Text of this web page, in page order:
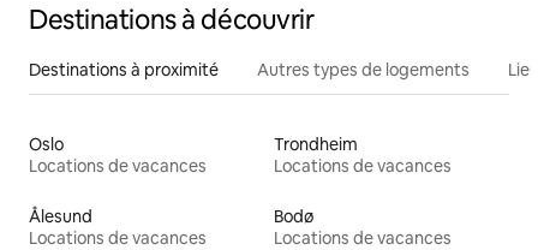
Destinations à découvrir
Destinations à proximité Autres types de logements
Oslo
Locations de vacances
Trondheim
Locations de vacances
Ålesund
Locations de vacances
Bodø
Locations de vacances